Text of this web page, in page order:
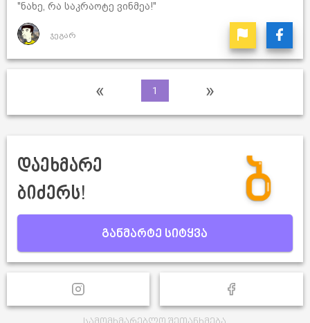
"ნახე, რა საკრაოტე ვინმეა!"
ჯეგარ
« 1 »
დაეხმარე
ბიძერს!
განმარტე სიტყვა